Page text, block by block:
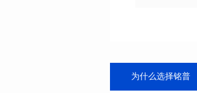
为什么选择铭普